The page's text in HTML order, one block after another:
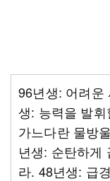
96년생: 어려운
생: 능력을 발
가느다란 물방
년생: 순탄하게
라. 48년생: 급